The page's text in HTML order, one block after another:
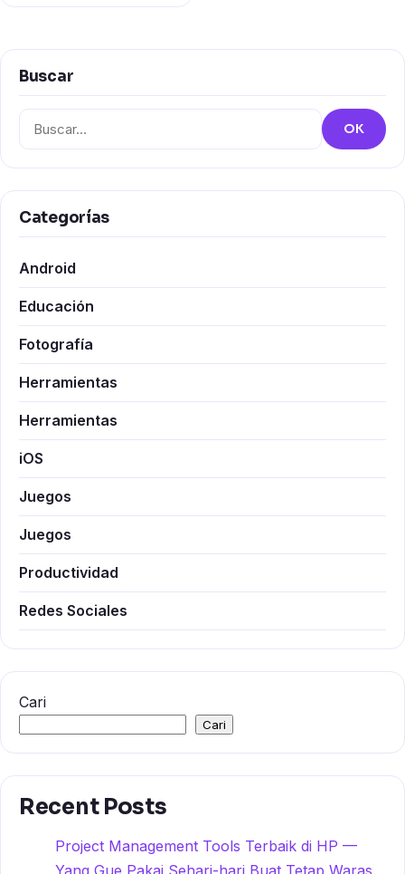
Buscar
Buscar:
OK
Categorías
Android
Educación
Fotografía
Herramientas
Herramientas
iOS
Juegos
Juegos
Productividad
Redes Sociales
Cari
Cari
Recent Posts
Project Management Tools Terbaik di HP —
Yang Gue Pakai Sehari-hari Buat Tetap Waras